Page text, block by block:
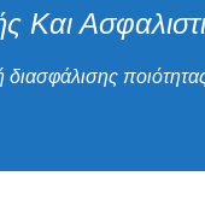
Και
διασφάλισης